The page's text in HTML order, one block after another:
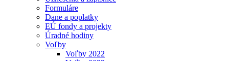
Formuláre
Dane a poplatky
EÚ fondy a projekty
Úradné hodiny
Voľby
Voľby 2022